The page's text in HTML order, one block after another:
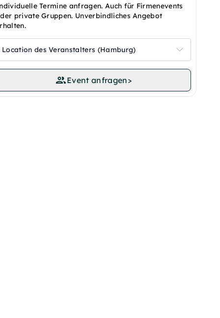
Termine anfragen. Auch für Firmenevents
private Gruppen. Unverbindliches Angebot
Location des Veranstalters (Hamburg)
Event anfragen>